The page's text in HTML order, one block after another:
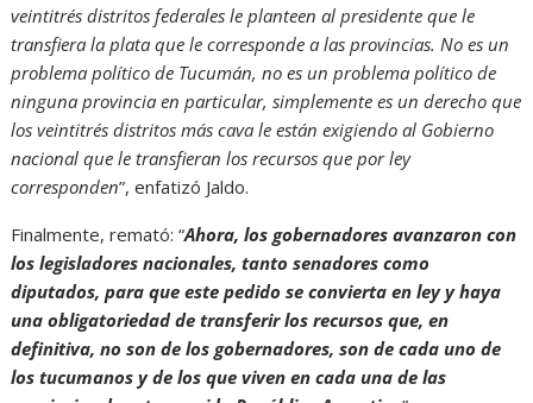
veintitrés distritos federales le planteen al presidente que le
transfiera la plata que le corresponde a las provincias. No es un
problema político de Tucumán, no es un problema político de
ninguna provincia en particular, simplemente es un derecho que
los veintitrés distritos más cava le están exigiendo al Gobierno
nacional que le transfieran los recursos que por ley
corresponden”, enfatizó Jaldo.
Finalmente, remató: “Ahora, los gobernadores avanzaron con
los legisladores nacionales, tanto senadores como
diputados, para que este pedido se convierta en ley y haya
una obligatoriedad de transferir los recursos que, en
definitiva, no son de los gobernadores, son de cada uno de
los tucumanos y de los que viven en cada una de las